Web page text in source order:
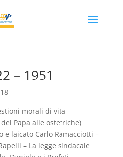
– 1951
morali di vita
Papa alle ostetriche)
e laicato Carlo Ramacciotti –
– La legge sindacale